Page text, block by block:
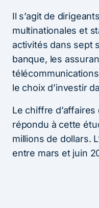
Il s’agit de
multinationales et
activités dans sept
banque, les
le choix d’investir
Le chiffre
répondu à cette
millions de dollars.
entre mars et juin